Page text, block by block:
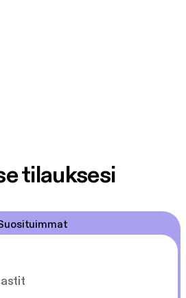
tilauksesi